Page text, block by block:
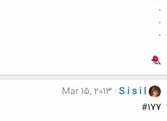
.
.
.
S i s i l
Mar 15, 2013
#177